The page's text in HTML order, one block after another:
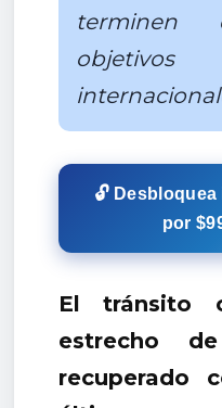
terminen
🔓
por
El tránsito
estrecho
recuperado